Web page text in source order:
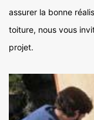
assurer la bonne
toiture, nous vous
projet.